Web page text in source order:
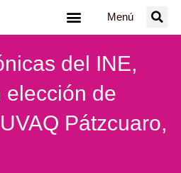
Menú
del INE,
elección de
Pátzcuaro,